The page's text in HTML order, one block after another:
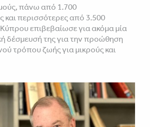
πάνω από 1.700
και περισσότερες από 3.500
επιβεβαίωσε για ακόμα μία
δέσμευσή της για την προώθηση
τρόπου ζωής για μικρούς και